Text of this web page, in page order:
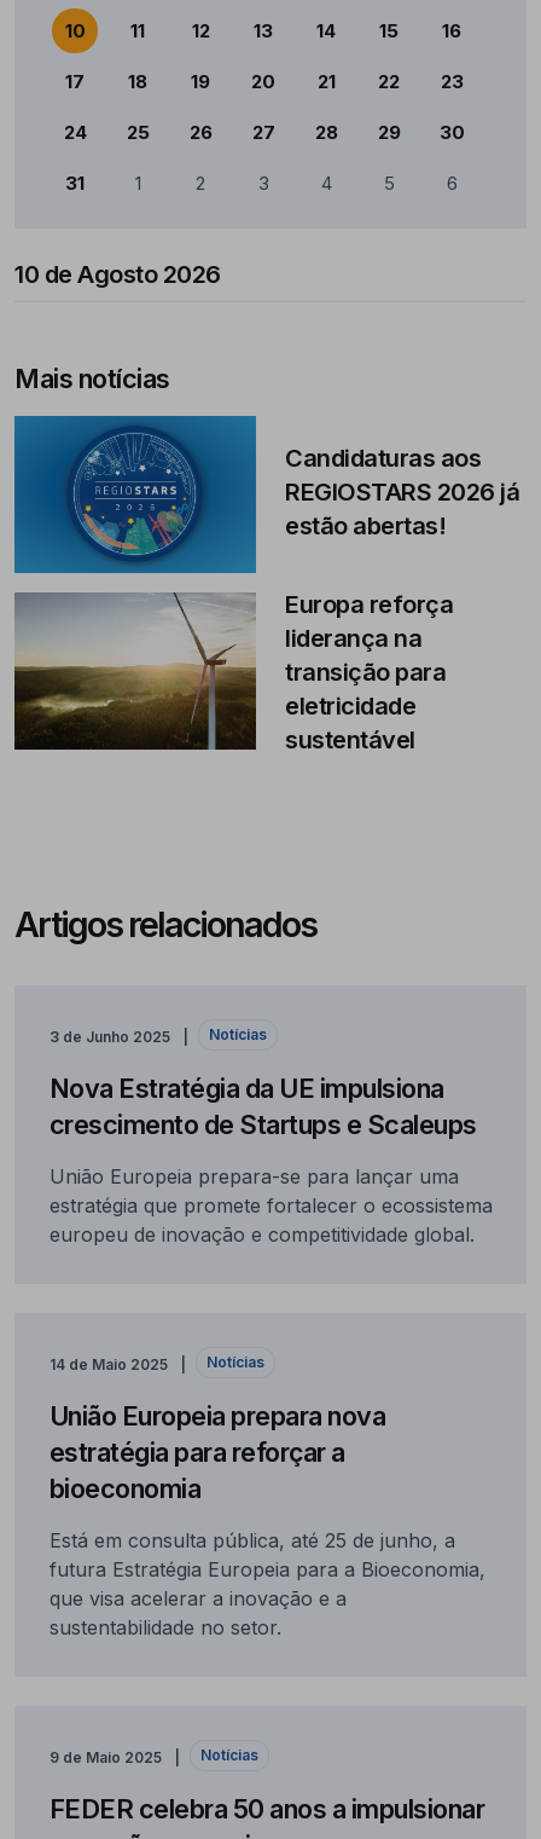
10 11 12 13 14 15 16
17 18 19 20 21 22 23
24 25 26 27 28 29 30
31 1 2 3 4 5 6
10 de Agosto 2026
Mais notícias
Candidaturas aos
REGIOSTARS 2026 já
estão abertas!
Europa reforça
liderança na
transição para
eletricidade
sustentável
Artigos relacionados
3 de Junho 2025 Notícias
Nova Estratégia da UE impulsiona
crescimento de Startups e Scaleups
União Europeia prepara-se para lançar uma
estratégia que promete fortalecer o ecossistema
europeu de inovação e competitividade global.
14 de Maio 2025 Notícias
União Europeia prepara nova
estratégia para reforçar a
bioeconomia
Está em consulta pública, até 25 de junho, a
futura Estratégia Europeia para a Bioeconomia,
que visa acelerar a inovação e a
sustentabilidade no setor.
9 de Maio 2025 Notícias
FEDER celebra 50 anos a impulsionar